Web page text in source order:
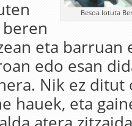
Besoa lotuta
eta barruan
edo esan
Nik ez ditut
hauek, eta